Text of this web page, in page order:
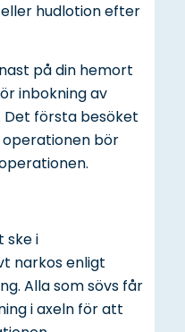
hudlotion efter
på din hemort
inbokning av
första besöket
bör
ske i
narkos enligt
Alla som sövs får
i axeln för att